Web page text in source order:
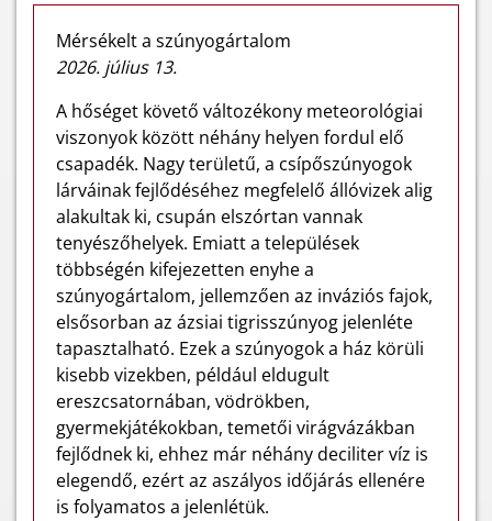
Mérsékelt a szúnyogártalom
2026. július 13.
A hőséget követő változékony meteorológiai
viszonyok között néhány helyen fordul elő
csapadék. Nagy területű, a csípőszúnyogok
lárváinak fejlődéséhez megfelelő állóvizek alig
alakultak ki, csupán elszórtan vannak
tenyészőhelyek. Emiatt a települések
többségén kifejezetten enyhe a
szúnyogártalom, jellemzően az inváziós fajok,
elsősorban az ázsiai tigrisszúnyog jelenléte
tapasztalható. Ezek a szúnyogok a ház körüli
kisebb vizekben, például eldugult
ereszcsatornában, vödrökben,
gyermekjátékokban, temetői virágvázákban
fejlődnek ki, ehhez már néhány deciliter víz is
elegendő, ezért az aszályos időjárás ellenére
is folyamatos a jelenlétük.